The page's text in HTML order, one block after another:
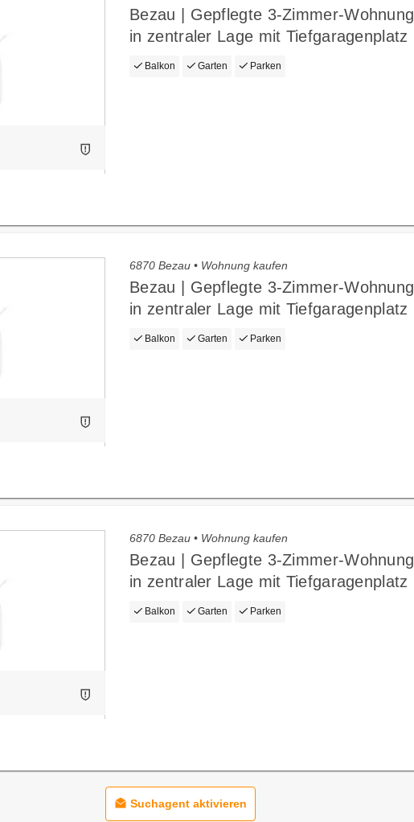
Bezau | Gepflegte 3-Zimmer-Wohnung
in zentraler Lage mit Tiefgaragenplatz
Balkon Garten Parken
6870 Bezau • Wohnung kaufen
Bezau | Gepflegte 3-Zimmer-Wohnung
in zentraler Lage mit Tiefgaragenplatz
Balkon Garten Parken
6870 Bezau • Wohnung kaufen
Bezau | Gepflegte 3-Zimmer-Wohnung
in zentraler Lage mit Tiefgaragenplatz
Balkon Garten Parken
Suchagent aktivieren